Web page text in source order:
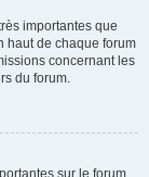
importantes que
haut de chaque forum
concernant les
du forum.
sur le forum